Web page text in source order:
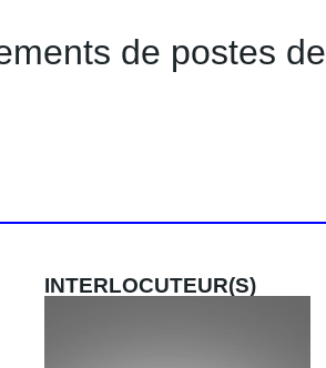
de postes de
INTERLOCUTEUR(S)